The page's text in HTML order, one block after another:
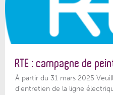
RTE : campagne de
À partir du 31 mars 2025
d'entretien de la ligne